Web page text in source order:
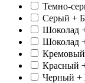
Темно-
Серый +
Шоколад
Шоколад
Красный
Черный +